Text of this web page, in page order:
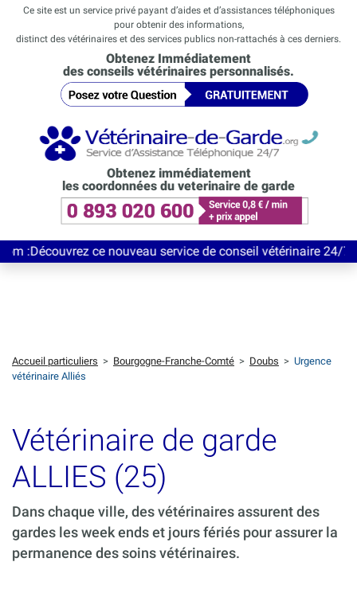
Ce site est un service privé payant d’aides et d’assistances téléphoniques
pour obtenir des informations,
distinct des vétérinaires et des services publics non-rattachés à ces derniers.
Obtenez Immédiatement
des conseils vétérinaires personnalisés.
Obtenez immédiatement
les coordonnées du veterinaire de garde
ce nouveau service de conseil vétérinaire 24/7
Accueil particuliers > Bourgogne-Franche-Comté > Doubs > Urgence
vétérinaire Alliés
Vétérinaire de garde
ALLIES (25)
Dans chaque ville, des vétérinaires assurent des
gardes les week ends et jours fériés pour assurer la
permanence des soins vétérinaires.